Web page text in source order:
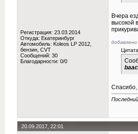
Регистрация: 23.03.2014
Откуда: Екатеринбург
Автомобиль: Koleos LP 2012,
бензин, CVT
Сообщений: 30
Благодарности: 0/0
Вчера
высокой
Спасибо,
20.09.2017, 22:01